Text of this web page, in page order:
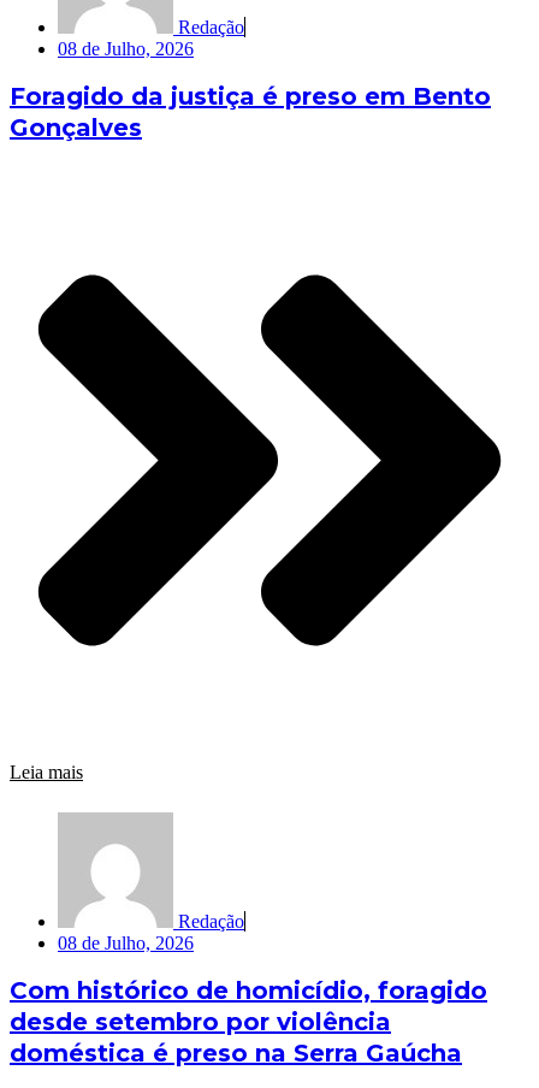
Redação
08 de Julho, 2026
Foragido da justiça é preso em Bento
Gonçalves
Leia mais
Redação
08 de Julho, 2026
Com histórico de homicídio, foragido
desde setembro por violência
doméstica é preso na Serra Gaúcha